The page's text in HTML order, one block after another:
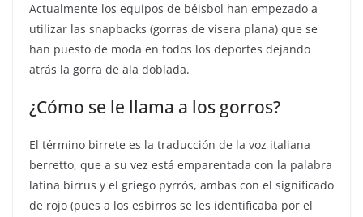
Actualmente los equipos de béisbol han empezado a
utilizar las snapbacks (gorras de visera plana) que se
han puesto de moda en todos los deportes dejando
atrás la gorra de ala doblada.
¿Cómo se le llama a los gorros?
El término birrete es la traducción de la voz italiana
berretto, que a su vez está emparentada con la palabra
latina birrus y el griego pyrròs, ambas con el significado
de rojo (pues a los esbirros se les identificaba por el